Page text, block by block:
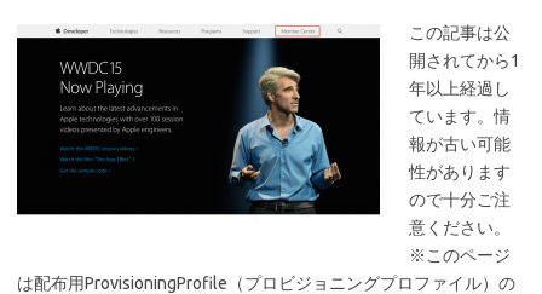
この記事は公
開されてから1
年以上経過し
ています。情
報が古い可能
性があります
ので十分ご注
意ください。
※このページ
は配布用ProvisioningProfile（プロビジョニングプロファイル）の